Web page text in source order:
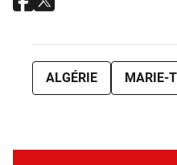
ALGÉRIE MARIE-